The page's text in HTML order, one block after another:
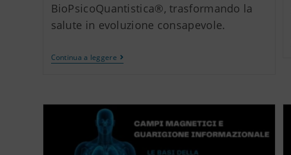
BioPsicoQuantistica®, trasformando la
salute in evoluzione consapevole.
Continua a leggere